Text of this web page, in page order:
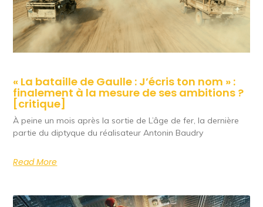
« La bataille de Gaulle : J’écris ton nom » :
finalement à la mesure de ses ambitions ?
[critique]
À peine un mois après la sortie de L’âge de fer, la dernière
partie du diptyque du réalisateur Antonin Baudry
Read More